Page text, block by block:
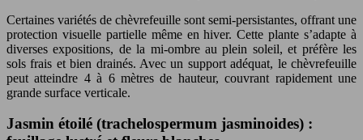
Certaines variétés de chèvrefeuille sont semi-persistantes, offrant une
protection visuelle partielle même en hiver. Cette plante s’adapte à
diverses expositions, de la mi-ombre au plein soleil, et préfère les
sols frais et bien drainés. Avec un support adéquat, le chèvrefeuille
peut atteindre 4 à 6 mètres de hauteur, couvrant rapidement une
grande surface verticale.
Jasmin étoilé (trachelospermum jasminoides) :